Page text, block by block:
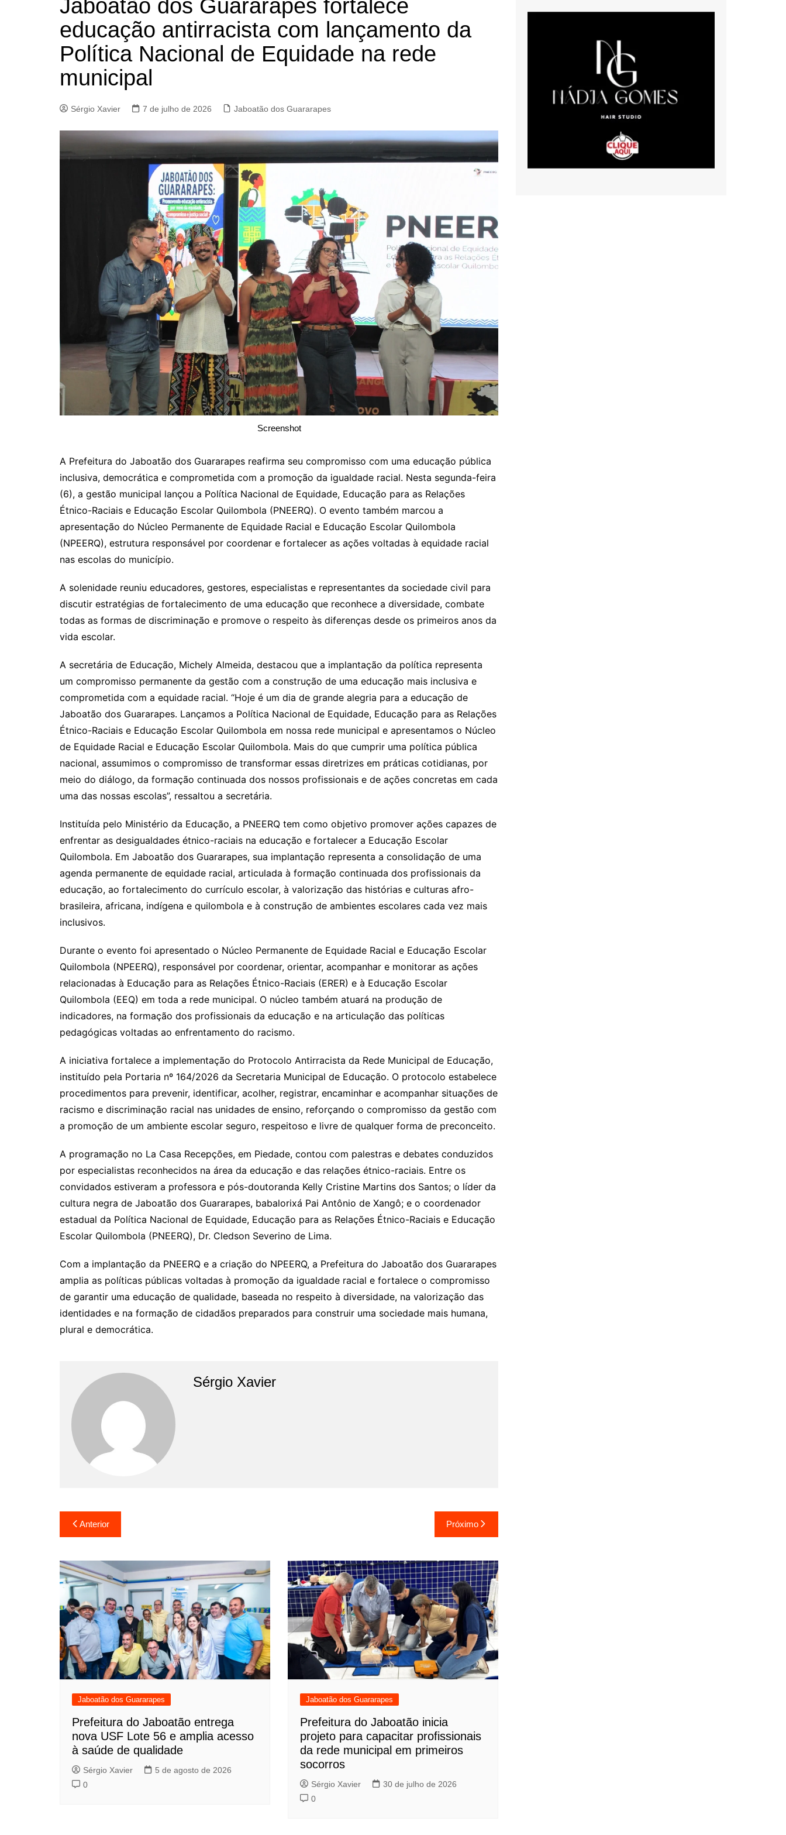
Jaboatão dos Guararapes fortalece
educação antirracista com lançamento da
Política Nacional de Equidade na rede
municipal
Sérgio Xavier 7 de julho de 2026 Jaboatão dos Guararapes
Screenshot
A Prefeitura do Jaboatão dos Guararapes reafirma seu compromisso com uma educação pública
inclusiva, democrática e comprometida com a promoção da igualdade racial. Nesta segunda-feira
(6), a gestão municipal lançou a Política Nacional de Equidade, Educação para as Relações
Étnico-Raciais e Educação Escolar Quilombola (PNEERQ). O evento também marcou a
apresentação do Núcleo Permanente de Equidade Racial e Educação Escolar Quilombola
(NPEERQ), estrutura responsável por coordenar e fortalecer as ações voltadas à equidade racial
nas escolas do município.
A solenidade reuniu educadores, gestores, especialistas e representantes da sociedade civil para
discutir estratégias de fortalecimento de uma educação que reconhece a diversidade, combate
todas as formas de discriminação e promove o respeito às diferenças desde os primeiros anos da
vida escolar.
A secretária de Educação, Michely Almeida, destacou que a implantação da política representa
um compromisso permanente da gestão com a construção de uma educação mais inclusiva e
comprometida com a equidade racial. “Hoje é um dia de grande alegria para a educação de
Jaboatão dos Guararapes. Lançamos a Política Nacional de Equidade, Educação para as Relações
Étnico-Raciais e Educação Escolar Quilombola em nossa rede municipal e apresentamos o Núcleo
de Equidade Racial e Educação Escolar Quilombola. Mais do que cumprir uma política pública
nacional, assumimos o compromisso de transformar essas diretrizes em práticas cotidianas, por
meio do diálogo, da formação continuada dos nossos profissionais e de ações concretas em cada
uma das nossas escolas”, ressaltou a secretária.
Instituída pelo Ministério da Educação, a PNEERQ tem como objetivo promover ações capazes de
enfrentar as desigualdades étnico-raciais na educação e fortalecer a Educação Escolar
Quilombola. Em Jaboatão dos Guararapes, sua implantação representa a consolidação de uma
agenda permanente de equidade racial, articulada à formação continuada dos profissionais da
educação, ao fortalecimento do currículo escolar, à valorização das histórias e culturas afro-
brasileira, africana, indígena e quilombola e à construção de ambientes escolares cada vez mais
inclusivos.
Durante o evento foi apresentado o Núcleo Permanente de Equidade Racial e Educação Escolar
Quilombola (NPEERQ), responsável por coordenar, orientar, acompanhar e monitorar as ações
relacionadas à Educação para as Relações Étnico-Raciais (ERER) e à Educação Escolar
Quilombola (EEQ) em toda a rede municipal. O núcleo também atuará na produção de
indicadores, na formação dos profissionais da educação e na articulação das políticas
pedagógicas voltadas ao enfrentamento do racismo.
A iniciativa fortalece a implementação do Protocolo Antirracista da Rede Municipal de Educação,
instituído pela Portaria nº 164/2026 da Secretaria Municipal de Educação. O protocolo estabelece
procedimentos para prevenir, identificar, acolher, registrar, encaminhar e acompanhar situações de
racismo e discriminação racial nas unidades de ensino, reforçando o compromisso da gestão com
a promoção de um ambiente escolar seguro, respeitoso e livre de qualquer forma de preconceito.
A programação no La Casa Recepções, em Piedade, contou com palestras e debates conduzidos
por especialistas reconhecidos na área da educação e das relações étnico-raciais. Entre os
convidados estiveram a professora e pós-doutoranda Kelly Cristine Martins dos Santos; o líder da
cultura negra de Jaboatão dos Guararapes, babalorixá Pai Antônio de Xangô; e o coordenador
estadual da Política Nacional de Equidade, Educação para as Relações Étnico-Raciais e Educação
Escolar Quilombola (PNEERQ), Dr. Cledson Severino de Lima.
Com a implantação da PNEERQ e a criação do NPEERQ, a Prefeitura do Jaboatão dos Guararapes
amplia as políticas públicas voltadas à promoção da igualdade racial e fortalece o compromisso
de garantir uma educação de qualidade, baseada no respeito à diversidade, na valorização das
identidades e na formação de cidadãos preparados para construir uma sociedade mais humana,
plural e democrática.
Sérgio Xavier
Anterior Próximo
Jaboatão dos Guararapes
Prefeitura do Jaboatão entrega
nova USF Lote 56 e amplia acesso
à saúde de qualidade
Sérgio Xavier
5 de agosto de 2026
0
Jaboatão dos Guararapes
Prefeitura do Jaboatão inicia
projeto para capacitar profissionais
da rede municipal em primeiros
socorros
Sérgio Xavier
30 de julho de 2026
0